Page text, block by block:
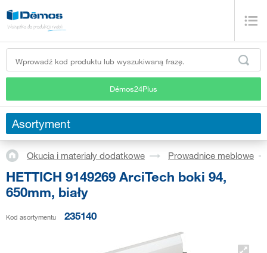
Démos24Plus
Asortyment
Okucia i materiały dodatkowe Prowadnice meblowe
HETTICH 9149269 ArciTech boki 94,
650mm, biały
Kod asortymentu 235140